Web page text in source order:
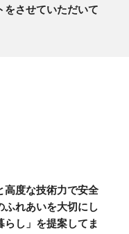
をさせていただいて
高度な技術力で安全
ふれあいを大切にし
し」を提案してま